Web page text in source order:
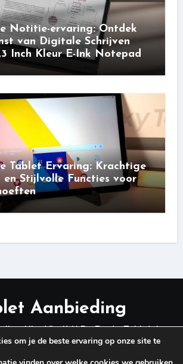
Notitie-ervaring: Ontdek
van Digitale Schrijven
Inch Kleur E-Ink Notepad
Tablet Ervaring: Krachtige
en Stijlvolle Functies voor
Aanbieding
Hier Vindt U De Beste Tablets!
om je de beste ervaring op onze site te